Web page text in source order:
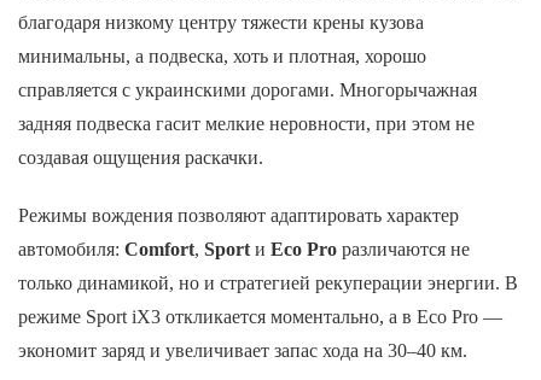
благодаря низкому центру тяжести крены кузова
минимальны, а подвеска, хоть и плотная, хорошо
справляется с украинскими дорогами. Многорычажная
задняя подвеска гасит мелкие неровности, при этом не
создавая ощущения раскачки.
Режимы вождения позволяют адаптировать характер
автомобиля: Comfort, Sport и Eco Pro различаются не
только динамикой, но и стратегией рекуперации энергии. В
режиме Sport iX3 откликается моментально, а в Eco Pro —
экономит заряд и увеличивает запас хода на 30–40 км.